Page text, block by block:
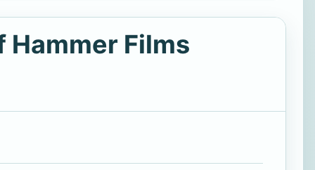
Hammer Films